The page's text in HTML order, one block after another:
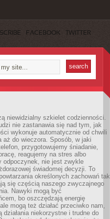
FACEBOOK TWITTER
niewidzialny szkielet codzienności.
nie zastanawia się nad tym, jak
wykonuje automatycznie od chwili
aż do wieczora. Sposób, w jaki
przygotowujemy śniadanie,
reagujemy na stres albo
odpoczynek, nie jest zwykle
świadomej decyzji. To
określonych zachowań tak
się częścią naszego zwyczajnego
Nawyki mogą być
bo oszczędzają energię
mogą też działać przeciwko nam,
działania niekorzystne i trudne do